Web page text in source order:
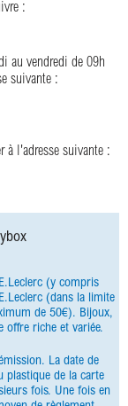
:
au vendredi de 09h
suivante :
à l'adresse suivante :
(y compris
(dans la limite
de 50€). Bijoux,
offre riche et variée.
La date de
plastique de la carte
fois. Une fois en